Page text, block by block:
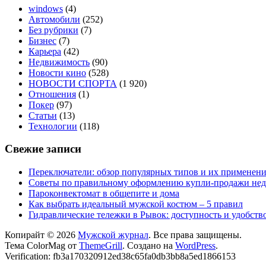
windows (4)
Автомобили (252)
Без рубрики (7)
Бизнес (7)
Карьера (42)
Недвижимость (90)
Новости кино (528)
НОВОСТИ СПОРТА (1 920)
Отношения (1)
Покер (97)
Статьи (13)
Технологии (118)
Свежие записи
Переключатели: обзор популярных типов и их
Советы по правильному оформлению купли-продажи
Пароконвектомат в общепите и дома
Как выбрать идеальный мужской костюм – 5 правил
Гидравлические тележки в Рывок: доступность и
Копирайт © 2026 Мужской журнал. Все права защищены.
Тема ColorMag от ThemeGrill. Создано на WordPress.
Verification: fb3a170320912ed38c65fa0db3bb8a5ed1866153